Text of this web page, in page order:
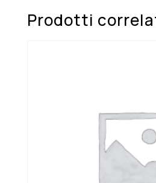
Prodotti